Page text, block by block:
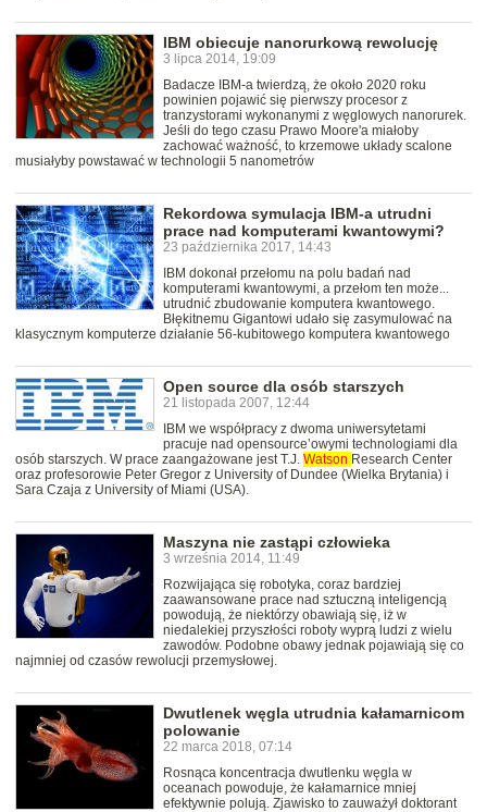
IBM obiecuje nanorurkową rewolucję
3 lipca 2014, 19:09
Badacze IBM-a twierdzą, że około 2020 roku
powinien pojawić się pierwszy procesor z
tranzystorami wykonanymi z węglowych nanorurek.
Jeśli do tego czasu Prawo Moore'a miałoby
zachować ważność, to krzemowe układy scalone
musiałyby powstawać w technologii 5 nanometrów
Rekordowa symulacja IBM-a utrudni
prace nad komputerami kwantowymi?
23 października 2017, 14:43
IBM dokonał przełomu na polu badań nad
komputerami kwantowymi, a przełom ten może...
utrudnić zbudowanie komputera kwantowego.
Błękitnemu Gigantowi udało się zasymulować na
klasycznym komputerze działanie 56-kubitowego komputera kwantowego
Open source dla osób starszych
21 listopada 2007, 12:44
IBM we współpracy z dwoma uniwersytetami
pracuje nad opensource’owymi technologiami dla
osób starszych. W prace zaangażowane jest T.J. Watson Research Center
oraz profesorowie Peter Gregor z University of Dundee (Wielka Brytania) i
Sara Czaja z University of Miami (USA).
Maszyna nie zastąpi człowieka
3 września 2014, 11:49
Rozwijająca się robotyka, coraz bardziej
zaawansowane prace nad sztuczną inteligencją
powodują, że niektórzy obawiają się, iż w
niedalekiej przyszłości roboty wyprą ludzi z wielu
zawodów. Podobne obawy jednak pojawiają się co
najmniej od czasów rewolucji przemysłowej.
Dwutlenek węgla utrudnia kałamarnicom
polowanie
22 marca 2018, 07:14
Rosnąca koncentracja dwutlenku węgla w
oceanach powoduje, że kałamarnice mniej
efektywnie polują. Zjawisko to zauważył doktorant